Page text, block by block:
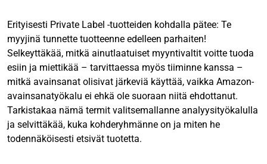
Erityisesti Private Label -tuotteiden kohdalla pätee: Te
myyjinä tunnette tuotteenne edelleen parhaiten!
Selkeyttäkää, mitkä ainutlaatuiset myyntivaltit voitte tuoda
esiin ja miettikää – tarvittaessa myös tiiminne kanssa –
mitkä avainsanat olisivat järkeviä käyttää, vaikka Amazon-
avainsanatyökalu ei ehkä ole suoraan niitä ehdottanut.
Tarkistakaa nämä termit valitsemallanne analyysityökalulla
ja selvittäkää, kuka kohderyhmänne on ja miten he
todennäköisesti etsivät tuotetta.